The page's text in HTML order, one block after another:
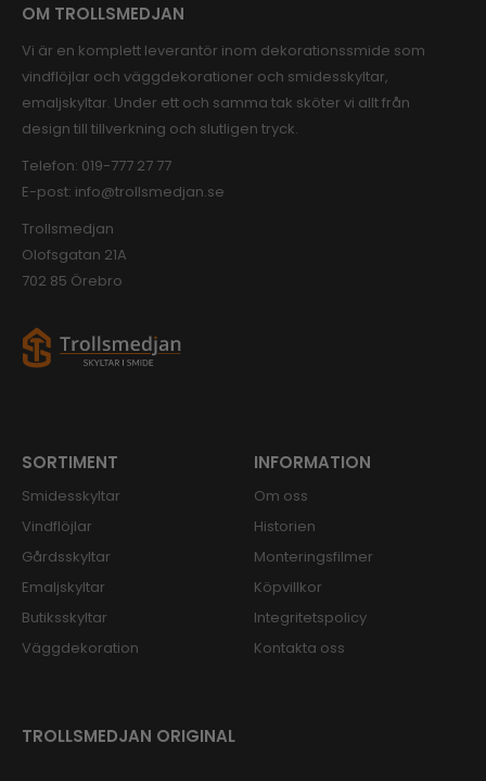
OM TROLLSMEDJAN
Vi är en komplett leverantör inom dekorationssmide som
vindflöjlar och väggdekorationer och smidesskyltar,
emaljskyltar. Under ett och samma tak sköter vi allt från
design till tillverkning och slutligen tryck.
Telefon: 019-777 27 77
E-post: info@trollsmedjan.se
Trollsmedjan
Olofsgatan 21A
702 85 Örebro
SORTIMENT
Smidesskyltar
Vindflöjlar
Gårdsskyltar
Emaljskyltar
Butiksskyltar
Väggdekoration
INFORMATION
Om oss
Historien
Monteringsfilmer
Köpvillkor
Integritetspolicy
Kontakta oss
TROLLSMEDJAN ORIGINAL